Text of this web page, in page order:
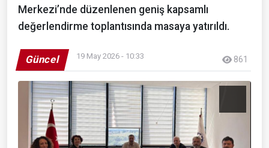
Merkezi’nde düzenlenen geniş kapsamlı
değerlendirme toplantısında masaya yatırıldı.
Güncel 19 May 2026 - 10:33 861